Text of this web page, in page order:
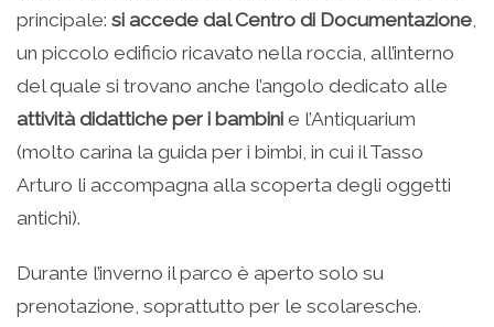
principale: si accede dal Centro di Documentazione,
un piccolo edificio ricavato nella roccia, all’interno
del quale si trovano anche l’angolo dedicato alle
attività didattiche per i bambini e l’Antiquarium
(molto carina la guida per i bimbi, in cui il Tasso
Arturo li accompagna alla scoperta degli oggetti
antichi).
Durante l’inverno il parco è aperto solo su
prenotazione, soprattutto per le scolaresche.